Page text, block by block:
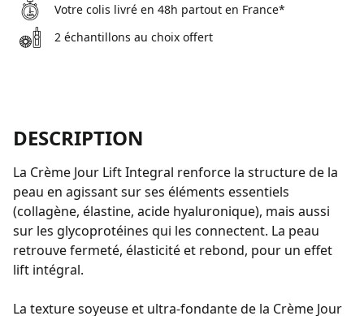
Votre colis livré en 48h partout en France*
2 échantillons au choix offert
DESCRIPTION
La Crème Jour Lift Integral renforce la structure de la
peau en agissant sur ses éléments essentiels
(collagène, élastine, acide hyaluronique), mais aussi
sur les glycoprotéines qui les connectent. La peau
retrouve fermeté, élasticité et rebond, pour un effet
lift intégral.
La texture soyeuse et ultra-fondante de la Crème Jour